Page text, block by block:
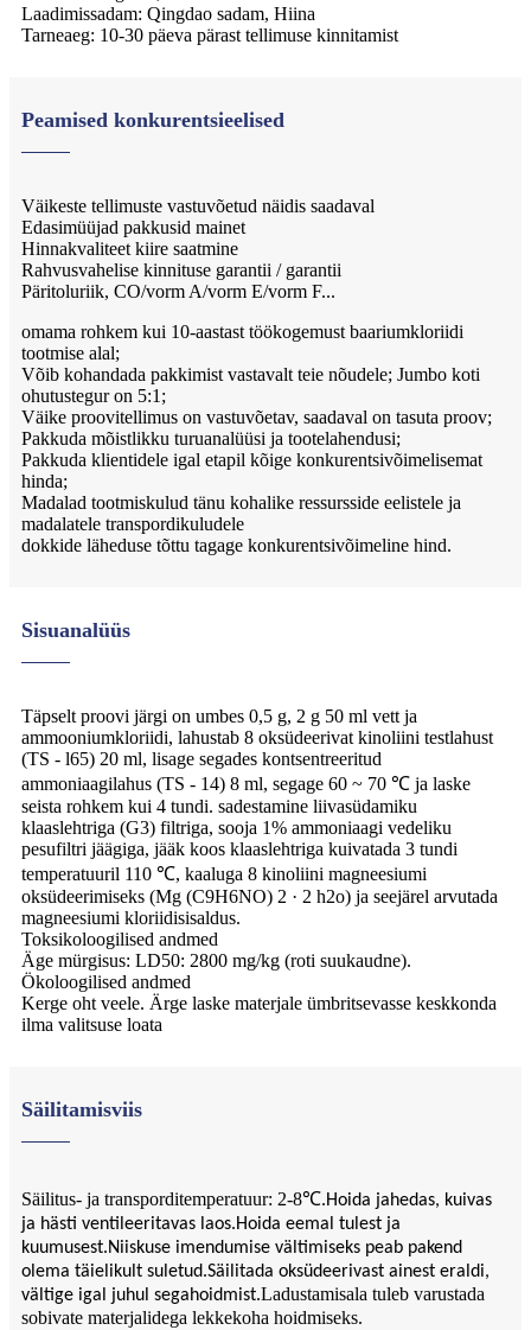
Laadimissadam: Qingdao sadam, Hiina
Tarneaeg: 10-30 päeva pärast tellimuse kinnitamist
Peamised konkurentsieelised
Väikeste tellimuste vastuvõetud näidis saadaval
Edasimüüjad pakkusid mainet
Hinnakvaliteet kiire saatmine
Rahvusvahelise kinnituse garantii / garantii
Päritoluriik, CO/vorm A/vorm E/vorm F...
omama rohkem kui 10-aastast töökogemust baariumkloriidi
tootmise alal;
Võib kohandada pakkimist vastavalt teie nõudele; Jumbo koti
ohutustegur on 5:1;
Väike proovitellimus on vastuvõetav, saadaval on tasuta proov;
Pakkuda mõistlikku turuanalüüsi ja tootelahendusi;
Pakkuda klientidele igal etapil kõige konkurentsivõimelisemat
hinda;
Madalad tootmiskulud tänu kohalike ressursside eelistele ja
madalatele transpordikuludele
dokkide läheduse tõttu tagage konkurentsivõimeline hind.
Sisuanalüüs
Täpselt proovi järgi on umbes 0,5 g, 2 g 50 ml vett ja
ammooniumkloriidi, lahustab 8 oksüdeerivat kinoliini testlahust
(TS - l65) 20 ml, lisage segades kontsentreeritud
ammoniaagilahus (TS - 14) 8 ml, segage 60 ~ 70 ℃ ja laske
seista rohkem kui 4 tundi. sadestamine liivasüdamiku
klaaslehtriga (G3) filtriga, sooja 1% ammoniaagi vedeliku
pesufiltri jäägiga, jääk koos klaaslehtriga kuivatada 3 tundi
temperatuuril 110 ℃, kaaluga 8 kinoliini magneesiumi
oksüdeerimiseks (Mg (C9H6NO) 2 · 2 h2o) ja seejärel arvutada
magneesiumi kloriidisisaldus.
Toksikoloogilised andmed
Äge mürgisus: LD50: 2800 mg/kg (roti suukaudne).
Ökoloogilised andmed
Kerge oht veele. Ärge laske materjale ümbritsevasse keskkonda
ilma valitsuse loata
Säilitamisviis
Säilitus- ja transporditemperatuur: 2-8℃.Hoida jahedas, kuivas
ja hästi ventileeritavas laos.Hoida eemal tulest ja
kuumusest.Niiskuse imendumise vältimiseks peab pakend
olema täielikult suletud.Säilitada oksüdeerivast ainest eraldi,
vältige igal juhul segahoidmist.Ladustamisala tuleb varustada
sobivate materjalidega lekkekoha hoidmiseks.